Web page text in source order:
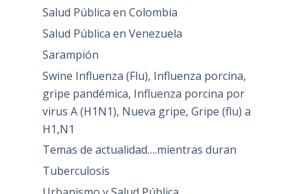
Salud Pública en Colombia
Salud Pública en Venezuela
Sarampión
Swine Influenza (Flu), Influenza porcina,
gripe pandémica, Influenza porcina por
virus A (H1N1), Nueva gripe, Gripe (flu) a
H1,N1
Temas de actualidad….mientras duran
Tuberculosis